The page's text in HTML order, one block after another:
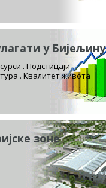
у Бијељину
. Подстицаји
. Квалитет живота
зоне